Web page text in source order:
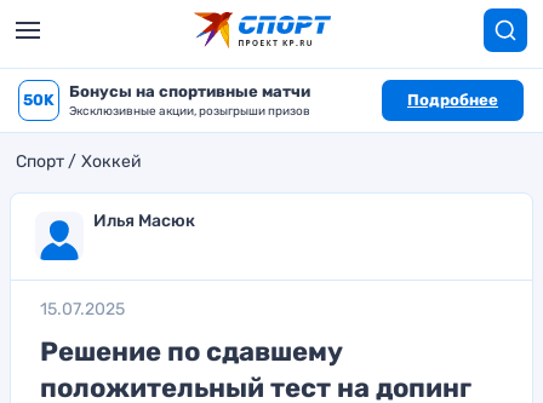
50K Бонусы на спортивные матчи
Эксклюзивные акции, розыгрыши призов
Подробнее
Спорт Хоккей
Илья Масюк
15.07.2025
Решение по сдавшему
положительный тест на допинг